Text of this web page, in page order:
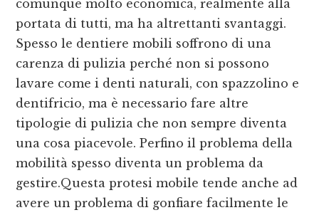
comunque molto economica, realmente alla
portata di tutti, ma ha altrettanti svantaggi.
Spesso le dentiere mobili soffrono di una
carenza di pulizia perché non si possono
lavare come i denti naturali, con spazzolino e
dentifricio, ma è necessario fare altre
tipologie di pulizia che non sempre diventa
una cosa piacevole. Perfino il problema della
mobilità spesso diventa un problema da
gestire.Questa protesi mobile tende anche ad
avere un problema di gonfiare facilmente le